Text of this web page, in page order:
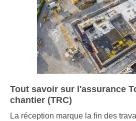
Tout savoir sur l'assurance
chantier (TRC)
La réception marque la fin des